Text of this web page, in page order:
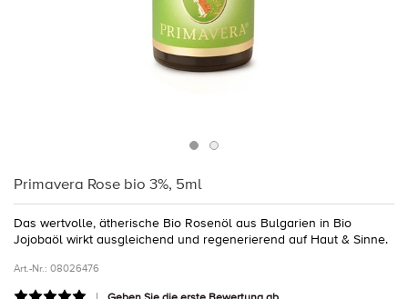
Primavera Rose bio 3%, 5ml
Das wertvolle, ätherische Bio Rosenöl aus Bulgarien in Bio
Jojobaöl wirkt ausgleichend und regenerierend auf Haut & Sinne.
Art.-Nr.: 08026476